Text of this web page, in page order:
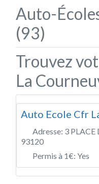
Auto-
(93)
Trouvez
La
Auto Ecole Cfr
Adresse: 3 PLACE
93120
Permis à 1€: Yes